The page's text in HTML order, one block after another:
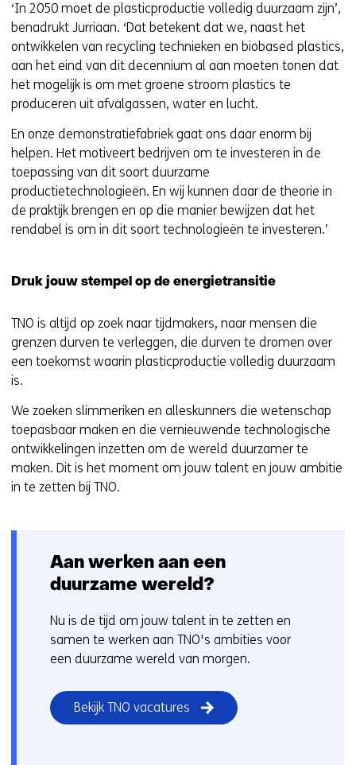
‘In 2050 moet de plasticproductie volledig duurzaam zijn’,
benadrukt Jurriaan. ‘Dat betekent dat we, naast het
ontwikkelen van recycling technieken en biobased plastics,
aan het eind van dit decennium al aan moeten tonen dat
het mogelijk is om met groene stroom plastics te
produceren uit afvalgassen, water en lucht.
En onze demonstratiefabriek gaat ons daar enorm bij
helpen. Het motiveert bedrijven om te investeren in de
toepassing van dit soort duurzame
productietechnologieën. En wij kunnen daar de theorie in
de praktijk brengen en op die manier bewijzen dat het
rendabel is om in dit soort technologieën te investeren.’
Druk jouw stempel op de energietransitie
TNO is altijd op zoek naar tijdmakers, naar mensen die
grenzen durven te verleggen, die durven te dromen over
een toekomst waarin plasticproductie volledig duurzaam
is.
We zoeken slimmeriken en alleskunners die wetenschap
toepasbaar maken en die vernieuwende technologische
ontwikkelingen inzetten om de wereld duurzamer te
maken. Dit is het moment om jouw talent en jouw ambitie
in te zetten bij TNO.
Aan werken aan een
duurzame wereld?
Nu is de tijd om jouw talent in te zetten en
samen te werken aan TNO's ambities voor
een duurzame wereld van morgen.
Bekijk TNO vacatures